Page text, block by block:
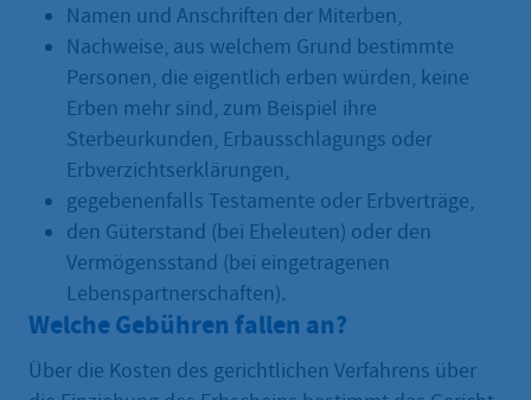
Namen und Anschriften der Miterben,
Nachweise, aus welchem Grund bestimmte
Personen, die eigentlich erben würden, keine
Erben mehr sind, zum Beispiel ihre
Sterbeurkunden, Erbausschlagungs oder
Erbverzichtserklärungen,
gegebenenfalls Testamente oder Erbverträge,
den Güterstand (bei Eheleuten) oder den
Vermögensstand (bei eingetragenen
Lebenspartnerschaften).
Welche Gebühren fallen an?
Über die Kosten des gerichtlichen Verfahrens über